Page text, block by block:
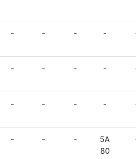
- - - -
- - - -
- - - -
- - -
5А
80